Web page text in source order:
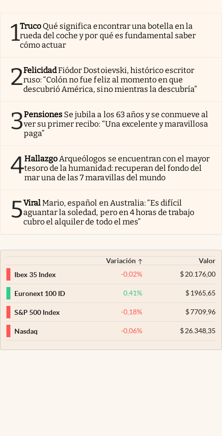
1Truco Qué significa encontrar una botella en la
rueda del coche y por qué es fundamental saber
cómo actuar
2FelicidadFiódor Dostoievski, histórico escritor
ruso: “Colón no fue feliz al momento en que
descubrió América, sino mientras la descubría”
3Pensiones Se jubila a los 63 años y se conmueve al
ver su primer recibo: “Una excelente y maravillosa
paga”
4HallazgoArqueólogos se encuentran con el mayor
tesoro de la humanidad: recuperan del fondo del
mar una de las 7 maravillas del mundo
5ViralMario, español en Australia: “Es difícil
aguantar la soledad, pero en 4 horas de trabajo
cubro el alquiler de todo el mes”
Variación
Valor
Ibex 35 Index
-0,02% $20.176,00
Euronext 100 ID 0,41% $1965,65
S&P 500 Index -0,18% $7709,96
Nasdaq -0,06% $26.348,35